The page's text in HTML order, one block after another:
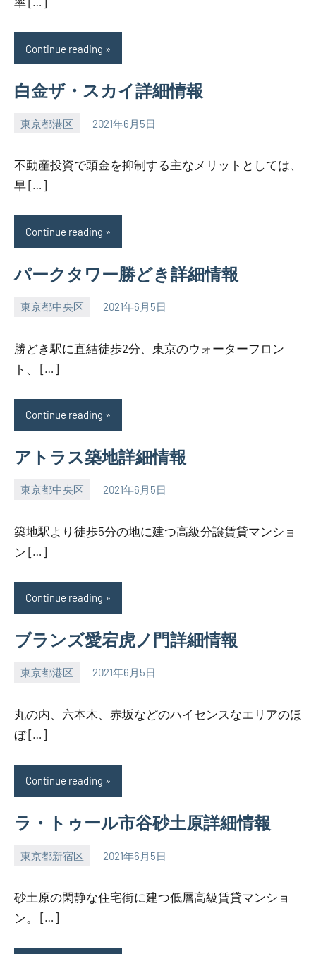
Continue reading
白金ザ・スカイ詳細情報
東京都港区 2021年6月5日
SEZIMO
不動産投資で頭金を抑制する主なメリットとしては、
早 […]
Continue reading
パークタワー勝どき詳細情報
東京都中央区 2021年6月5日
SEZIMO
勝どき駅に直結徒歩2分、東京のウォーターフロン
ト、 […]
Continue reading
アトラス築地詳細情報
東京都中央区 2021年6月5日
SEZIMO
築地駅より徒歩5分の地に建つ高級分譲賃貸マンショ
ン […]
Continue reading
ブランズ愛宕虎ノ門詳細情報
東京都港区 2021年6月5日
SEZIMO
丸の内、六本木、赤坂などのハイセンスなエリアのほ
ぼ […]
Continue reading
ラ・トゥール市谷砂土原詳細情報
東京都新宿区 2021年6月5日
SEZIMO
砂土原の閑静な住宅街に建つ低層高級賃貸マンショ
ン。 […]